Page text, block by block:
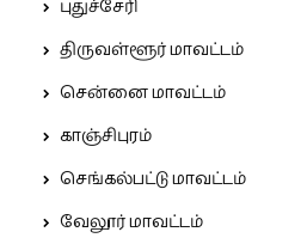
புதுச்சேரி
திருவள்ளூர் மாவட்டம்
சென்னை மாவட்டம்
காஞ்சிபுரம்
செங்கல்பட்டு மாவட்டம்
வேலூர் மாவட்டம்